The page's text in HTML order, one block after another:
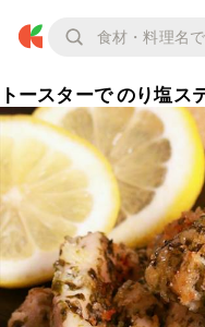
トースターで のり塩ス